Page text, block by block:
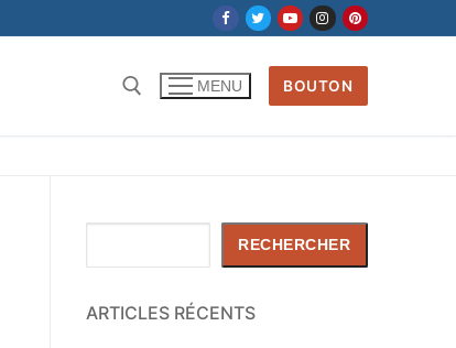
MENU BOUTON
RECHERCHER
ARTICLES RÉCENTS